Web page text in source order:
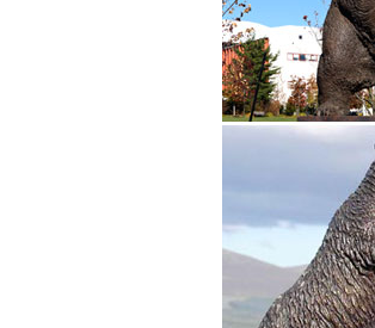
появилась на
Архитектура и
Архитектура и
Афины и не
СКУЛЬПТУРА
Скульптура
сосредоточили